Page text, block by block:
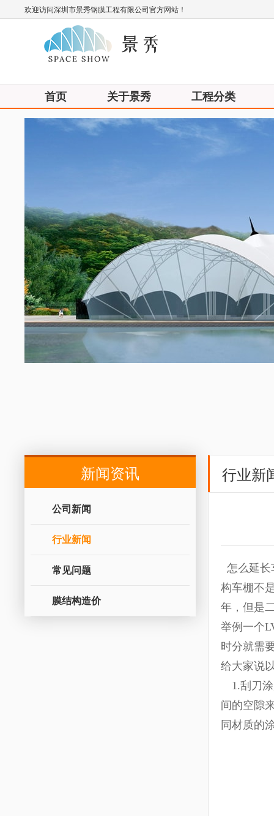
欢迎访问深圳市景秀钢膜工程有限公司官方网站！
首页 关于景秀 工程分类
新闻资讯
公司新闻
行业新闻
常见问题
膜结构造价
行业新
怎么延长
构车棚不
年，但是
举例 一个
时分就需
给大家说
1.刮刀涂
间的空隙
同材质的